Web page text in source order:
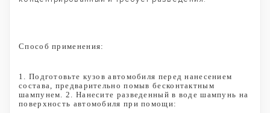
Способ применения:
1. Подготовьте кузов автомобиля перед нанесением
состава, предварительно помыв бесконтактным
шампунем. 2. Нанесите разведенный в воде шампунь на
поверхность автомобиля при помощи: